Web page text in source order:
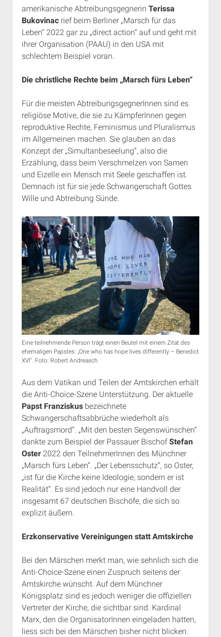
amerikanische Abtreibungsgegnerin Terissa
Bukovinacrief beim Berliner „Marsch für das
Leben“ 2022 gar zu „direct action“ auf und geht mit
ihrer Organisation (PAAU) in den USA mit
schlechtem Beispiel voran.
Die christliche Rechte beim „Marsch fürs Leben“
Für die meisten AbtreibungsgegnerInnen sind es
religiöse Motive, die sie zu KämpferInnen gegen
reproduktive Rechte, Feminismus und Pluralismus
im Allgemeinen machen. Sie glauben an das
Konzept der „Simultanbeseelung“, also die
Erzählung, dass beim Verschmelzen von Samen
und Eizelle ein Mensch mit Seele geschaffen ist.
Demnach ist für sie jede Schwangerschaft Gottes
Wille und Abtreibung Sünde.
Eine teilnehmende Person trägt einen Beutel mit einem Zitat des
ehemaligen Papstes: „One who has hope lives differently – Benedict
XVI“. Foto: Robert Andreasch
Aus dem Vatikan und Teilen der Amtskirchen erhält
die Anti-Choice-Szene Unterstützung. Der aktuelle
Papst Franziskusbezeichnete
Schwangerschaftsabbrüche wiederholt als
„Auftragsmord“. „Mit den besten Segenswünschen“
dankte zum Beispiel der Passauer BischofStefan
Oster2022 den TeilnehmerInnen des Münchner
„Marsch fürs Leben“. „Der Lebensschutz“, so Oster,
„ist für die Kirche keine Ideologie, sondern er ist
Realität“. Es sind jedoch nur eine Handvoll der
insgesamt 67 deutschen Bischöfe, die sich so
explizit äußern.
Erzkonservative Vereinigungen statt Amtskirche
Bei den Märschen merkt man, wie sehnlich sich die
Anti-Choice-Szene einen Zuspruch seitens der
Amtskirche wünscht. Auf dem Münchner
Königsplatz sind es jedoch weniger die offiziellen
Vertreter der Kirche, die sichtbar sind. Kardinal
Marx, den die OrganisatorInnen eingeladen hatten,
liess sich bei den Märschen bisher nicht blicken.